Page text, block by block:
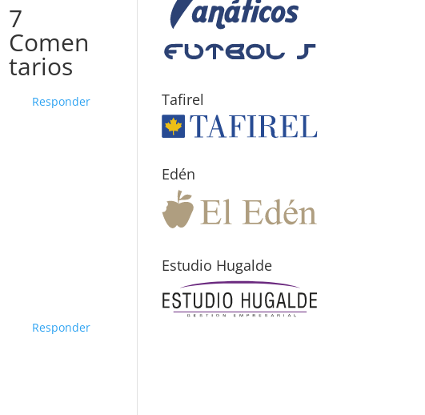
7
Comen
tarios
Responder
Responder
Tafirel
Edén
Estudio Hugalde